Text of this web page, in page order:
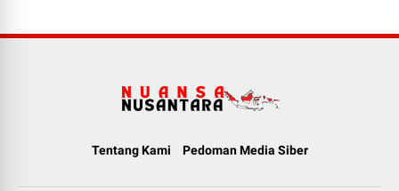
Tentang Kami Pedoman Media Siber